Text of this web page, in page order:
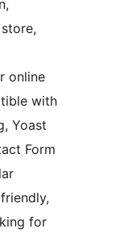
online
with
Yoast
Form
for